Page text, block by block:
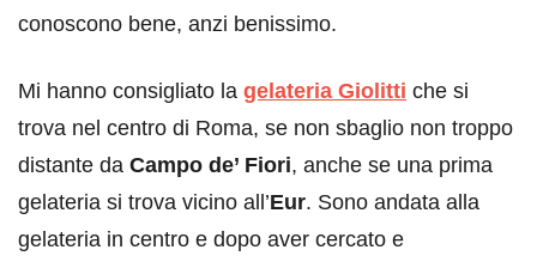
conoscono bene, anzi benissimo.
Mi hanno consigliato la gelateria Giolitti che si
trova nel centro di Roma, se non sbaglio non troppo
distante da Campo de’ Fiori, anche se una prima
gelateria si trova vicino all’Eur. Sono andata alla
gelateria in centro e dopo aver cercato e